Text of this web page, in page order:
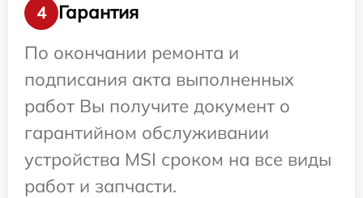
4
Гарантия
По окончании ремонта и
подписания акта выполненных
работ Вы получите документ о
гарантийном обслуживании
устройства MSI сроком на все виды
работ и запчасти.